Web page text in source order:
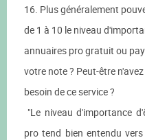
16. Plus généralement
de 1 à 10 le niveau
annuaires pro gratuit ou
votre note ? Peut-être
besoin de ce service ?
"Le niveau d'importance
pro tend bien entendu